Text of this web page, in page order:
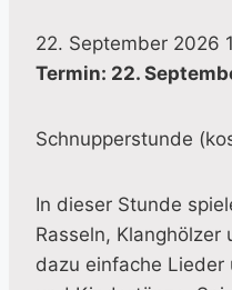
22. September 2026
Termin: 22.
Schnupperstunde
In dieser Stunde
Rasseln, Klanghölzer
dazu einfache Lieder